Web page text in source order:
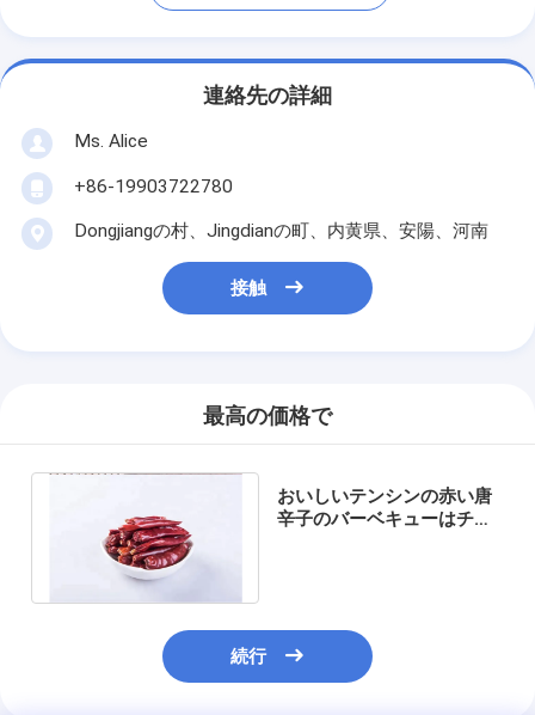
連絡先の詳細
Ms. Alice
+86-19903722780
Dongjiangの村、Jingdianの町、内黄県、安陽、河南
接触
最高の価格で
おいしいテンシンの赤い唐
辛子のバーベキューはチリ
続行